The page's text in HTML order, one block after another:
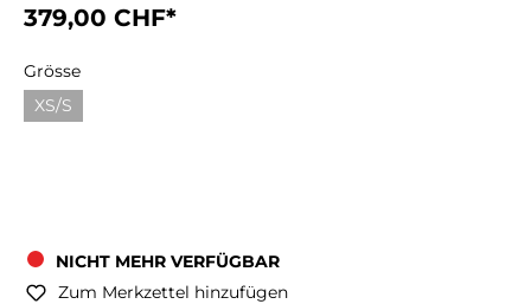
379,00 CHF*
Grösse
XS/S
NICHT MEHR VERFÜGBAR
Zum Merkzettel hinzufügen